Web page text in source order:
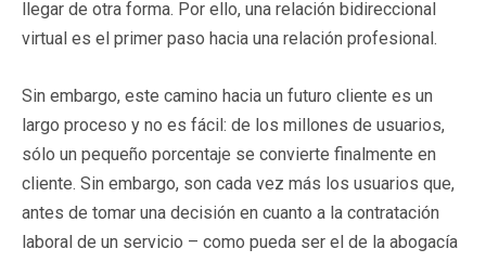
llegar de otra forma. Por ello, una relación bidireccional
virtual es el primer paso hacia una relación profesional.
Sin embargo, este camino hacia un futuro cliente es un
largo proceso y no es fácil: de los millones de usuarios,
sólo un pequeño porcentaje se convierte finalmente en
cliente. Sin embargo, son cada vez más los usuarios que,
antes de tomar una decisión en cuanto a la contratación
laboral de un servicio – como pueda ser el de la abogacía